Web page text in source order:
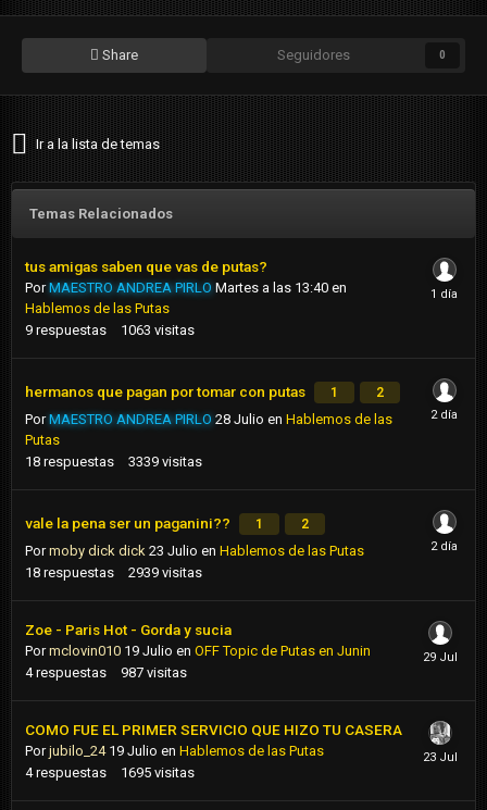
Share Seguidores 0
Ir a la lista de temas
Temas Relacionados
tus amigas saben que vas de putas?
PorMAESTRO ANDREA PIRLO Martes a las 13:40 en
Hablemos de las Putas
9 respuestas 1063 visitas
hermanos que pagan por tomar con putas 1 2
PorMAESTRO ANDREA PIRLO 28 Julio en Hablemos de las
Putas
18 respuestas 3339 visitas
vale la pena ser un paganini?? 1 2
Pormoby dick dick 23 Julio en Hablemos de las Putas
18 respuestas 2939 visitas
Zoe - Paris Hot - Gorda y sucia
Pormclovin010 19 Julio en OFF Topic de Putas en Junin
4 respuestas 987 visitas
COMO FUE EL PRIMER SERVICIO QUE HIZO TU CASERA
Porjubilo_24 19 Julio en Hablemos de las Putas
4 respuestas 1695 visitas